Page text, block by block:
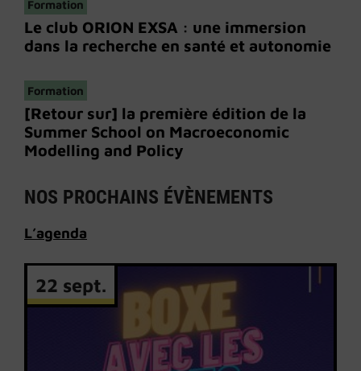
Formation
Le club ORION EXSA : une immersion
dans la recherche en santé et autonomie
Formation
[Retour sur] la première édition de la
Summer School on Macroeconomic
Modelling and Policy
NOS PROCHAINS ÉVÈNEMENTS
L’agenda
22 sept.